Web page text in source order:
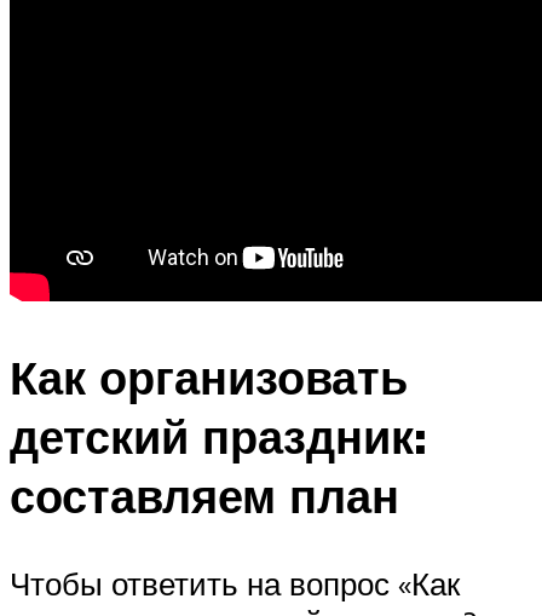
Как организовать
детский праздник:
составляем план
Чтобы ответить на вопрос «Как